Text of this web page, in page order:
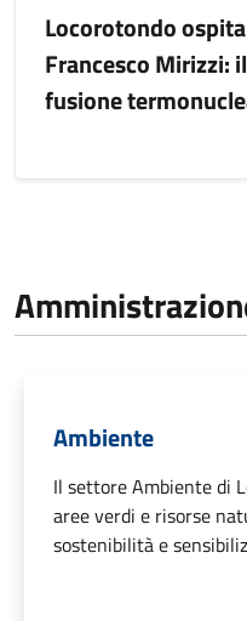
Locorotondo
Francesco Mirizzi:
fusione
Ambiente
Il settore Ambiente di
aree verdi e risorse
sostenibilità e